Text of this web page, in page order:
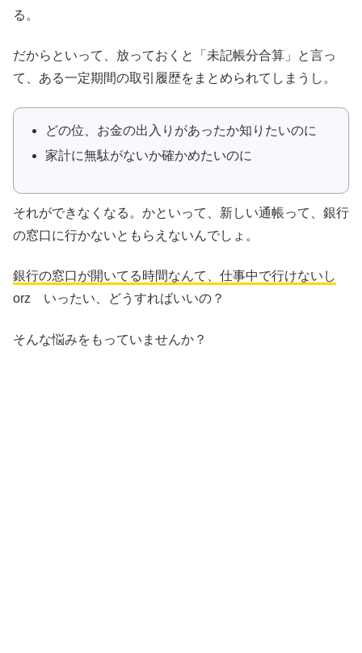
る。
だからといって、放っておくと 「未記帳分合算」
と言っ
て、ある一定期間の取引履歴をまとめられてしまうし。
どの位、お金の出入りがあったか知りたいのに
家計に無駄がないか確かめたいのに
それができなくなる。かといって、新しい通帳って、銀行
の窓口に行かないともらえないんでしょ。
銀行の窓口が開いてる時間なんて、仕事中で行けないし
orz いったい、どうすればいいの？
そんな悩みをもっていませんか？